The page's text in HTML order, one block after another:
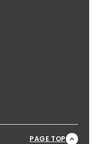
PAGE TOP